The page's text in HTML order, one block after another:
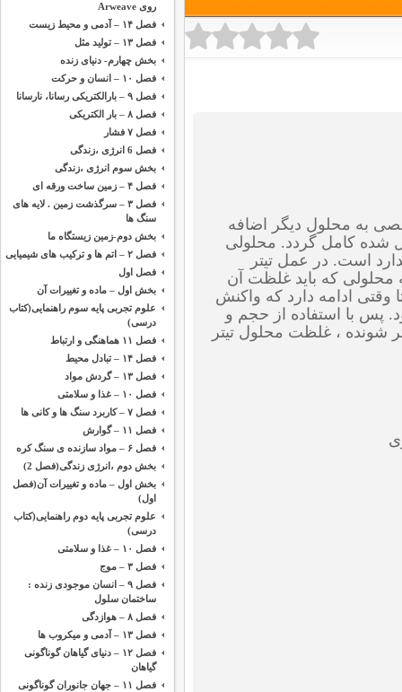
به محلول دیگر اضافه
شده کامل گردد. محلولی
است. در عمل تیتر
محلولی که باید غلظت آن
وقتی ادامه دارد که واکنش
پس با استفاده از حجم و
شونده ، غلظت محلول تیتر
روی Arweave
فصل ۱۴ – آدمی و محیط زیست
فصل ۱۳ – تولید مثل
بخش چهارم- دنیای زنده
فصل ۱۰ – انسان و حرکت
فصل ۹ – بارالکتریکی رسانا، نارسانا
فصل ۸ – بار الکتریکی
فصل ۷ فشار
فصل 6 انرژی ،‌زندگی
بخش سوم انرژی ،‌زندگی
فصل ۴ – زمین ساخت ورقه ای
فصل ۳ – سرگذشت زمین . لایه های
سنگ ها
بخش دوم-زمین زیستگاه ما
فصل ۲ – اتم ها و ترکیب های شیمیایی
فصل اول
بخش اول – ماده و تغییرات آن
علوم تجربی پایه سوم راهنمایی(کتاب
درسی)
فصل ۱۱ هماهنگی و ارتباط
فصل ۱۴ – تبادل محیط
فصل ۱۳ – گردش مواد
فصل ۱۰ – غذا و سلامتی
فصل ۷ – کاربرد سنگ ها و کانی ها
فصل ۱۱ – گوارش
فصل ۶ – مواد سازنده ی سنگ کره
بخش دوم ،‌انرژی زندگی(فصل 2)
بخش اول – ماده و تغییرات آن(فصل
اول)
علوم تجربی پایه دوم راهنمایی(کتاب
درسی)
فصل ۱۰ – غذا و سلامتی
فصل ۳ – موج
فصل ۹ – انسان موجودی زنده :
ساختمان سلول
فصل ۸ – هوازدگی
فصل ۱۳ – آدمی و میکروب ها
فصل ۱۲ – دنیای گیاهان گوناگونی
گیاهان
فصل ۱۱ – جهان جانوران گوناگونی